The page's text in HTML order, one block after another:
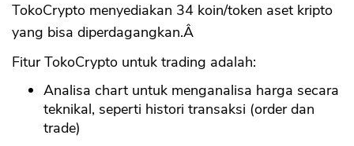
TokoCrypto menyediakan 34 koin/token aset kripto
yang bisa diperdagangkan.Â
Fitur TokoCrypto untuk trading adalah:
Analisa chart untuk menganalisa harga secara
teknikal, seperti histori transaksi (order dan
trade)